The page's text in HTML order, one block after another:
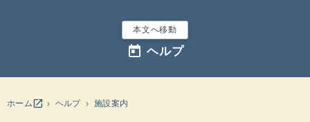
本文へ移動
today ヘルプ
ホームopen_in_new ヘルプ 施設案内